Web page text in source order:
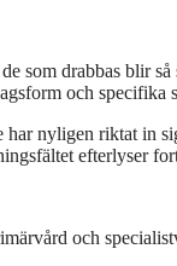
som drabbas blir
och specifika
nyligen riktat in
efterlyser
och